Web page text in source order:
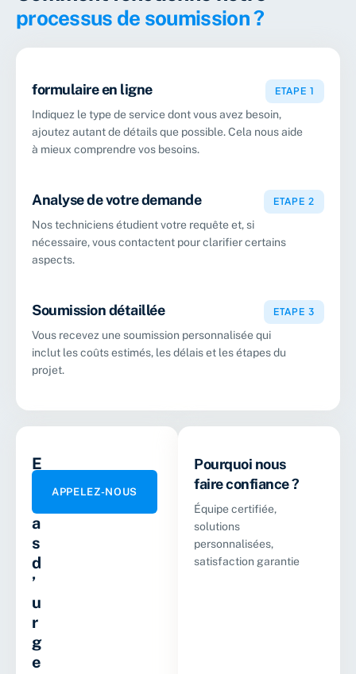
processus de soumission ?
formulaire en ligne
Indiquez le type de service dont vous avez besoin,
ajoutez autant de détails que possible. Cela nous aide
à mieux comprendre vos besoins.
ETAPE 1
Analyse de votre demande
Nos techniciens étudient votre requête et, si
nécessaire, vous contactent pour clarifier certains
aspects.
ETAPE 2
Soumission détaillée
Vous recevez une soumission personnalisée qui
inclut les coûts estimés, les délais et les étapes du
projet.
ETAPE 3
E
a
s
d
’
u
r
g
e
APPELEZ-NOUS
Pourquoi nous
faire confiance ?
Équipe certifiée,
solutions
personnalisées,
satisfaction garantie